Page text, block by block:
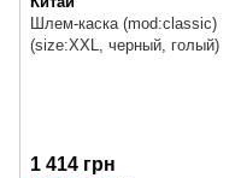
Шлем-каска (mod:classic)
(size:XXL, черный, голый)
1 414 грн